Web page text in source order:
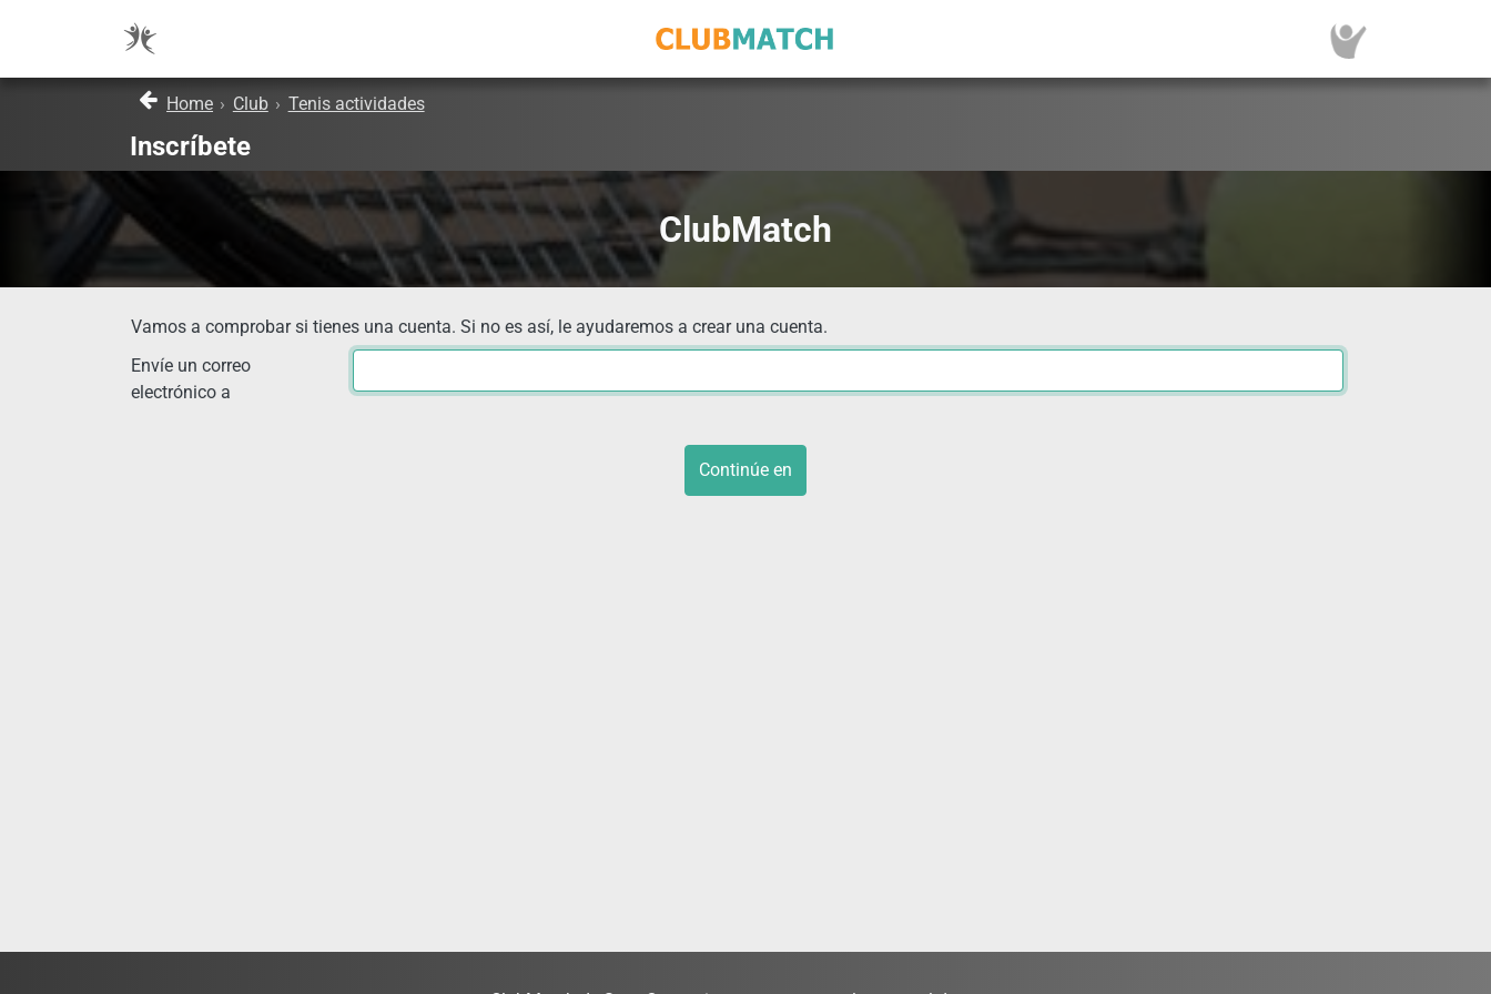
Home › Club › Tenis actividades
Inscríbete
ClubMatch
Vamos a comprobar si tienes una cuenta. Si no es así, le ayudaremos a crear una cuenta.
Envíe un correo
electrónico a
Continúe en